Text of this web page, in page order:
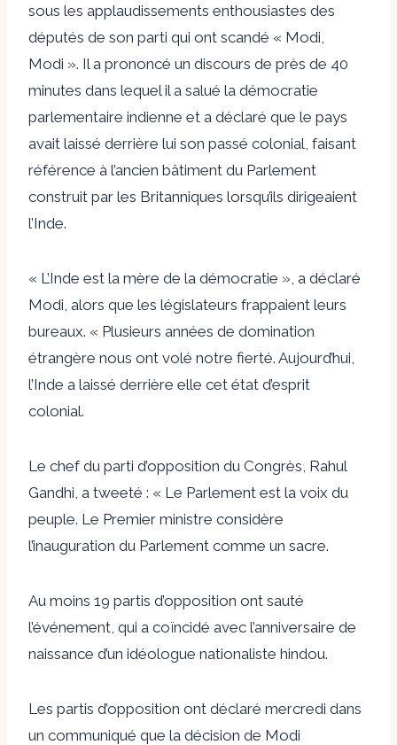
sous les applaudissements enthousiastes des
députés de son parti qui ont scandé « Modi,
Modi ». Il a prononcé un discours de près de 40
minutes dans lequel il a salué la démocratie
parlementaire indienne et a déclaré que le pays
avait laissé derrière lui son passé colonial, faisant
référence à l’ancien bâtiment du Parlement
construit par les Britanniques lorsqu’ils dirigeaient
l’Inde.
« L’Inde est la mère de la démocratie », a déclaré
Modi, alors que les législateurs frappaient leurs
bureaux. « Plusieurs années de domination
étrangère nous ont volé notre fierté. Aujourd’hui,
l’Inde a laissé derrière elle cet état d’esprit
colonial.
Le chef du parti d’opposition du Congrès, Rahul
Gandhi, a tweeté : « Le Parlement est la voix du
peuple. Le Premier ministre considère
l’inauguration du Parlement comme un sacre.
Au moins 19 partis d’opposition ont sauté
l’événement, qui a coïncidé avec l’anniversaire de
naissance d’un idéologue nationaliste hindou.
Les partis d’opposition ont déclaré mercredi dans
un communiqué que la décision de Modi